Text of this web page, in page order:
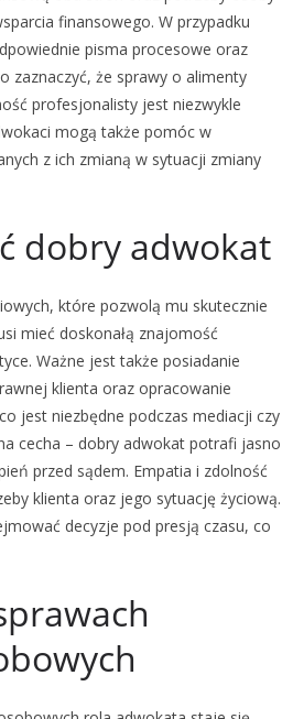
finansowego. W przypadku
pisma procesowe oraz
zaznaczyć, że sprawy o alimenty
profesjonalisty jest niezwykle
mogą także pomóc w
z ich zmianą w sytuacji zmiany
dobry adwokat
które pozwolą mu skutecznie
mieć doskonałą znajomość
Ważne jest także posiadanie
klienta oraz opracowanie
jest niezbędne podczas mediacji czy
cecha – dobry adwokat potrafi jasno
przed sądem. Empatia i zdolność
klienta oraz jego sytuację życiową.
decyzje pod presją czasu, co